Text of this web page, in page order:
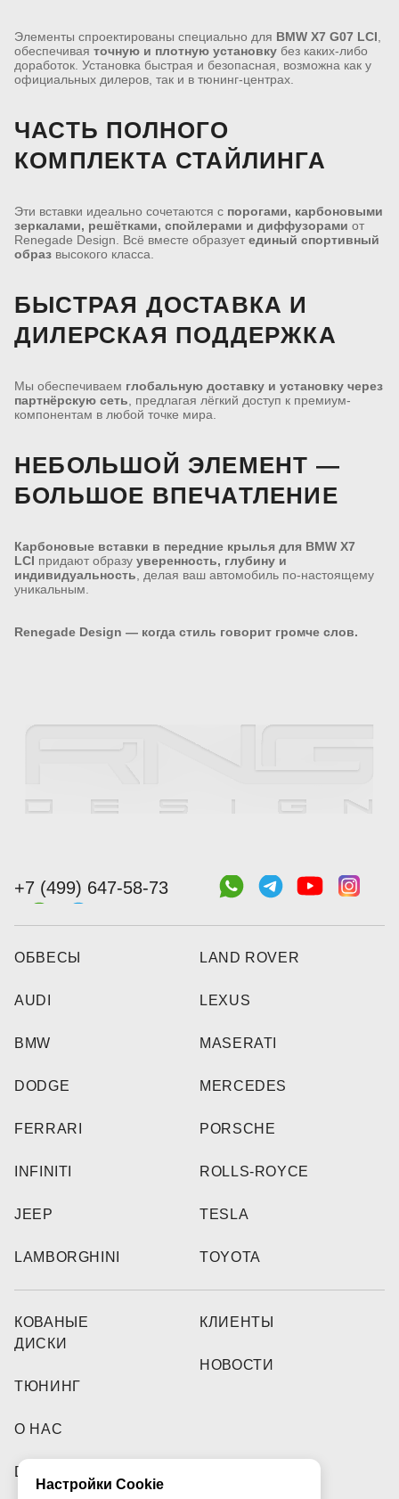
Элементы спроектированы специально для BMW X7 G07 LCI
обеспечивая точную и плотную установку без каких-либо
доработок. Установка быстрая и безопасная, возможна как у
официальных дилеров, так и в тюнинг-центрах.
ЧАСТЬ ПОЛНОГО
КОМПЛЕКТА СТАЙЛИНГА
Эти вставки идеально сочетаются с порогами, карбоновыми
зеркалами, решётками, спойлерами и диффузорами от
Renegade Design. Всё вместе образует единый спортивный
образ высокого класса.
БЫСТРАЯ ДОСТАВКА И
ДИЛЕРСКАЯ ПОДДЕРЖКА
Мы обеспечиваем глобальную доставку и установку через
партнёрскую сеть , предлагая лёгкий доступ к премиум-
компонентам в любой точке мира.
НЕБОЛЬШОЙ ЭЛЕМЕНТ —
БОЛЬШОЕ ВПЕЧАТЛЕНИЕ
Карбоновые вставки в передние крылья для BMW X7
LCI придают образу уверенность, глубину и
индивидуальность , делая ваш автомобиль по-настоящему
уникальным.
Renegade Design — когда стиль говорит громче слов.
+7 (499) 647-58-73
ОБВЕСЫ
AUDI
BMW
DODGE
FERRARI
INFINITI
JEEP
LAMBORGHINI
LAND ROVER
LEXUS
MASERATI
MERCEDES
PORSCHE
ROLLS-ROYCE
TESLA
TOYOTA
КОВАНЫЕ
ДИСКИ
ТЮНИНГ
О НАС
DEALERS
КЛИЕНТЫ
НОВОСТИ
Настройки Cookie